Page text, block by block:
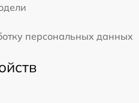
персональных данных